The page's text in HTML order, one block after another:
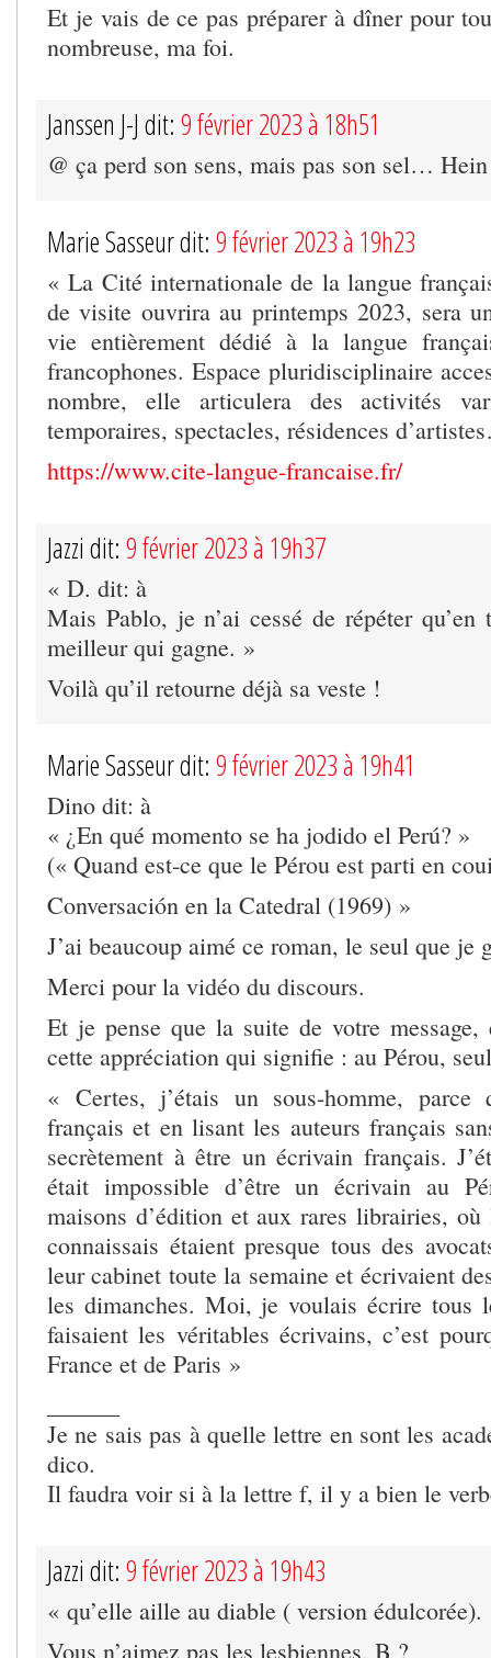
Et je vais de ce pas préparer à dîner pour
nombreuse, ma foi.
Janssen J-J dit: 9 février 2023 à 18h51
@ ça perd son sens, mais pas son sel…
Marie Sasseur dit: 9 février 2023 à 19h23
« La Cité internationale de la langue
de visite ouvrira au printemps 2023, sera
vie entièrement dédié à la langue
francophones. Espace pluridisciplinaire
nombre, elle articulera des activités
temporaires, spectacles, résidences
https://www.cite-langue-francaise.fr/
Jazzi dit: 9 février 2023 à 19h37
« D. dit: à
Mais Pablo, je n’ai cessé de répéter qu’en
meilleur qui gagne. »
Voilà qu’il retourne déjà sa veste !
Marie Sasseur dit: 9 février 2023 à 19h41
Dino dit: à
« ¿En qué momento se ha jodido el Perú? »
(« Quand est-ce que le Pérou est parti en
Conversación en la Catedral (1969) »
J’ai beaucoup aimé ce roman, le seul que je
Merci pour la vidéo du discours.
Et je pense que la suite de votre message,
cette appréciation qui signifie : au Pérou,
« Certes, j’étais un sous-homme, parce
français et en lisant les auteurs français
secrètement à être un écrivain français.
était impossible d’être un écrivain au
maisons d’édition et aux rares librairies,
connaissais étaient presque tous des
leur cabinet toute la semaine et écrivaient
les dimanches. Moi, je voulais écrire tous
faisaient les véritables écrivains, c’est
France et de Paris »
Je ne sais pas à quelle lettre en sont les
dico.
Il faudra voir si à la lettre f, il y a bien le
Jazzi dit: 9 février 2023 à 19h43
« qu’elle aille au diable ( version édulcorée).
Vous n’aimez pas les lesbiennes, B ?